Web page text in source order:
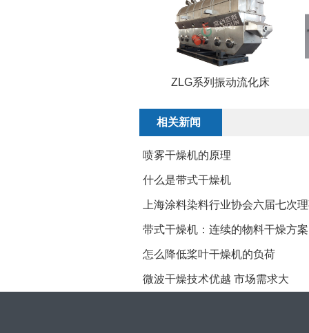
ZLG系列振动流化床
相关新闻
喷雾干燥机的原理
什么是带式干燥机
上海涂料染料行业协会六届七次
带式干燥机：连续的物料干燥方案
怎么降低桨叶干燥机的负荷
微波干燥技术优越 市场需求大